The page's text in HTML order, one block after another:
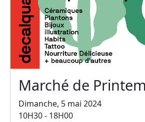
Marché de
Dimanche, 5 mai 2024
10H30 - 18H00